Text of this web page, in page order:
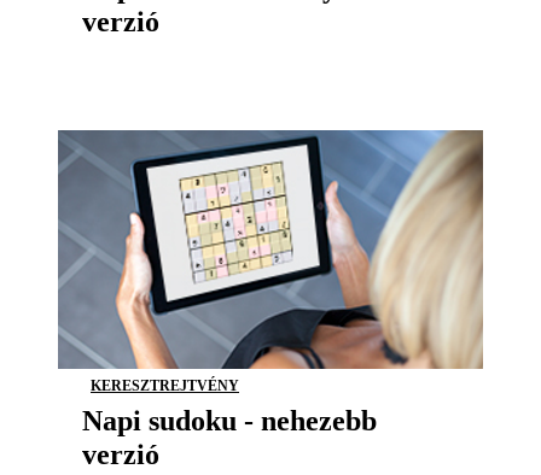
verzió
KERESZTREJTVÉNY
Napi sudoku - nehezebb
verzió